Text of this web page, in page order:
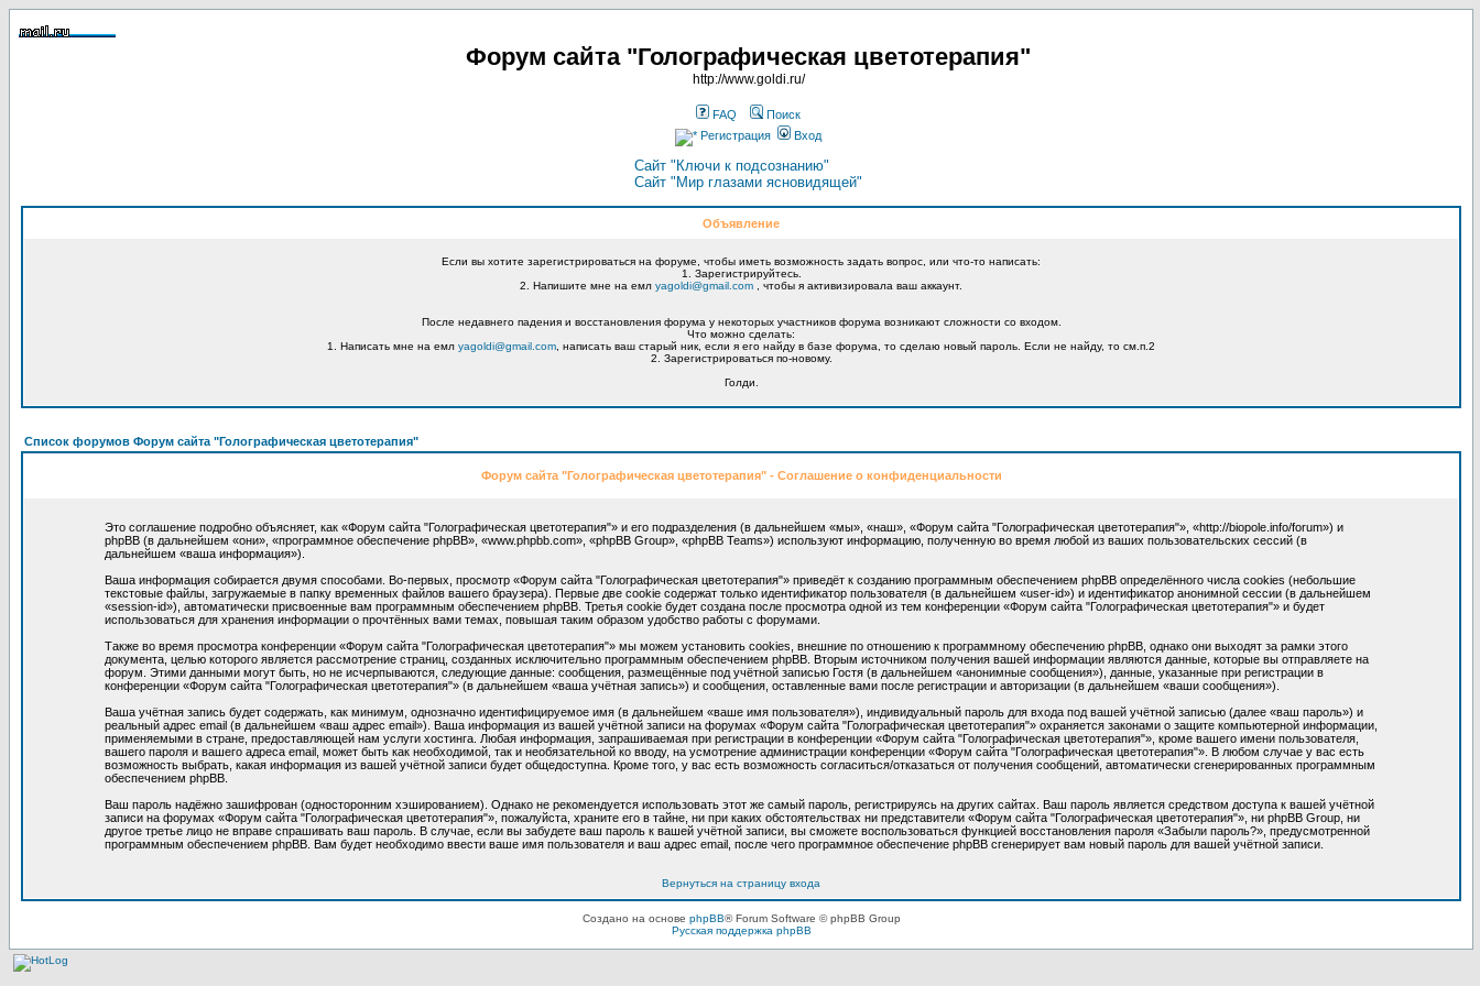
Форум сайта "Голографическая цветотерапия"
http://www.goldi.ru/
FAQ
Поиск
Регистрация
Вход
Сайт "Ключи к подсознанию"
Сайт "Мир глазами ясновидящей"
Объявление
Если вы хотите зарегистрироваться на форуме, чтобы иметь возможность задать вопрос, или что-то написать:
1. Зарегистрируйтесь.
2. Напишите мне на емл yagoldi@gmail.com , чтобы я активизировала ваш аккаунт.
После недавнего падения и восстановления форума у некоторых участников форума возникают сложности со входом.
Что можно сделать:
1. Написать мне на емл yagoldi@gmail.com , написать ваш старый ник, если я его найду в базе форума, то сделаю новый пароль. Если не найду, то см.п.2
2. Зарегистрироваться по-новому.
Голди.
Список форумов Форум сайта "Голографическая цветотерапия"
Форум сайта "Голографическая цветотерапия" - Соглашение о конфиденциальности
Это соглашение подробно объясняет, как «Форум сайта "Голографическая цветотерапия"» и его подразделения (в дальнейшем «мы», «наш», «Форум сайта "Голографическая цветотерапия"», «http://biopole.info/forum») и
phpBB (в дальнейшем «они», «программное обеспечение phpBB», «www.phpbb.com», «phpBB Group», «phpBB Teams») используют информацию, полученную во время любой из ваших пользовательских сессий (в
дальнейшем «ваша информация»).
Ваша информация собирается двумя способами. Во-первых, просмотр «Форум сайта "Голографическая цветотерапия"» приведёт к созданию программным обеспечением phpBB определённого числа cookies (небольшие
текстовые файлы, загружаемые в папку временных файлов вашего браузера). Первые две cookie содержат только идентификатор пользователя (в дальнейшем «user-id») и идентификатор анонимной сессии (в дальнейшем
«session-id»), автоматически присвоенные вам программным обеспечением phpBB. Третья cookie будет создана после просмотра одной из тем конференции «Форум сайта "Голографическая цветотерапия"» и будет
использоваться для хранения информации о прочтённых вами темах, повышая таким образом удобство работы с форумами.
Также во время просмотра конференции «Форум сайта "Голографическая цветотерапия"» мы можем установить cookies, внешние по отношению к программному обеспечению phpBB, однако они выходят за рамки этого
документа, целью которого является рассмотрение страниц, созданных исключительно программным обеспечением phpBB. Вторым источником получения вашей информации являются данные, которые вы отправляете на
форум. Этими данными могут быть, но не исчерпываются, следующие данные: сообщения, размещённые под учётной записью Гостя (в дальнейшем «анонимные сообщения»), данные, указанные при регистрации в
конференции «Форум сайта "Голографическая цветотерапия"» (в дальнейшем «ваша учётная запись») и сообщения, оставленные вами после регистрации и авторизации (в дальнейшем «ваши сообщения»).
Ваша учётная запись будет содержать, как минимум, однозначно идентифицируемое имя (в дальнейшем «ваше имя пользователя»), индивидуальный пароль для входа под вашей учётной записью (далее «ваш пароль») и
реальный адрес email (в дальнейшем «ваш адрес email»). Ваша информация из вашей учётной записи на форумах «Форум сайта "Голографическая цветотерапия"» охраняется законами о защите компьютерной информации,
применяемыми в стране, предоставляющей нам услуги хостинга. Любая информация, запрашиваемая при регистрации в конференции «Форум сайта "Голографическая цветотерапия"», кроме вашего имени пользователя,
вашего пароля и вашего адреса email, может быть как необходимой, так и необязательной ко вводу, на усмотрение администрации конференции «Форум сайта "Голографическая цветотерапия"». В любом случае у вас есть
возможность выбрать, какая информация из вашей учётной записи будет общедоступна. Кроме того, у вас есть возможность согласиться/отказаться от получения сообщений, автоматически сгенерированных программным
обеспечением phpBB.
Ваш пароль надёжно зашифрован (односторонним хэшированием). Однако не рекомендуется использовать этот же самый пароль, регистрируясь на других сайтах. Ваш пароль является средством доступа к вашей учётной
записи на форумах «Форум сайта "Голографическая цветотерапия"», пожалуйста, храните его в тайне, ни при каких обстоятельствах ни представители «Форум сайта "Голографическая цветотерапия"», ни phpBB Group, ни
другое третье лицо не вправе спрашивать ваш пароль. В случае, если вы забудете ваш пароль к вашей учётной записи, вы сможете воспользоваться функцией восстановления пароля «Забыли пароль?», предусмотренной
программным обеспечением phpBB. Вам будет необходимо ввести ваше имя пользователя и ваш адрес email, после чего программное обеспечение phpBB сгенерирует вам новый пароль для вашей учётной записи.
Вернуться на страницу входа
Создано на основе phpBB® Forum Software © phpBB Group
Русская поддержка phpBB